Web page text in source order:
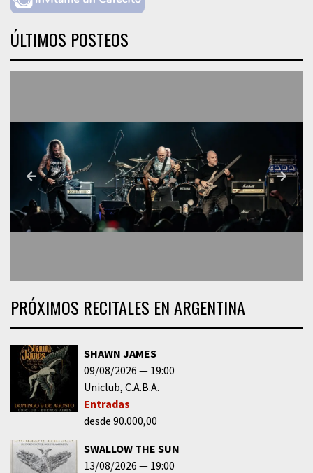
ÚLTIMOS POSTEOS
PRÓXIMOS RECITALES EN ARGENTINA
SHAWN JAMES
09/08/2026
19:00
Uniclub C.A.B.A.
Entradas
desde 90.000,00
SWALLOW THE SUN
13/08/2026
19:00